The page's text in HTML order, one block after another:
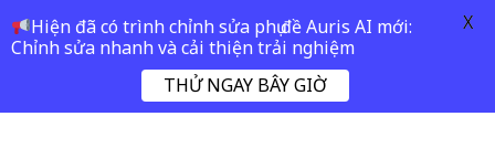
Hiện đã có trình chỉnh sửa phụ đề Auris AI mới:
Chỉnh sửa nhanh và cải thiện trải nghiệm
THỬ NGAY BÂY GIỜ
X